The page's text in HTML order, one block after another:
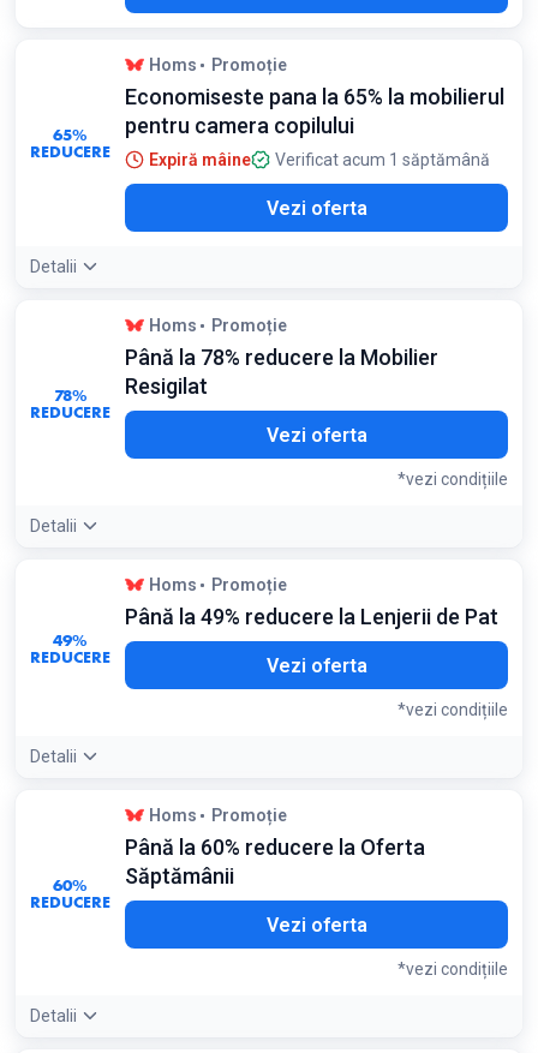
65%
REDUCERE
Homs Promoție
Economiseste pana la 65% la mobilierul
pentru camera copilului
Expiră mâine Verificat acum 1 săptămână
Vezi oferta
Detalii
78%
REDUCERE
Homs Promoție
Până la 78% reducere la Mobilier
Resigilat
Vezi oferta
*vezi condițiile
Detalii
Detaliile ofertei: Verifică descrierea pentru detalii despre
micile defecte estetice; produsele resigilate oferă cele mai
mari economii pe Homs
Condiții:
Stoc limitat; produsele pot prezenta ambalaje deteriorate
sau mici urme de utilizare
49%
REDUCERE
Homs Promoție
Până la 49% reducere la Lenjerii de Pat
Vezi oferta
*vezi condițiile
Detalii
Detaliile ofertei: Modelele din bumbac satinat sunt cele mai
apreciate pentru confortul lor; verifică dimensiunile (2
persoane/1 persoană) înainte de a adăuga în coș
Valabil pentru lenjerii de pat selectate din seriile D și H
60%
REDUCERE
Homs Promoție
Până la 60% reducere la Oferta
Săptămânii
Vezi oferta
*vezi condițiile
Detalii